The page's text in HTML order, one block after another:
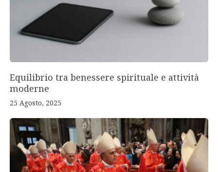
Equilibrio tra benessere spirituale e attività
moderne
25 Agosto, 2025